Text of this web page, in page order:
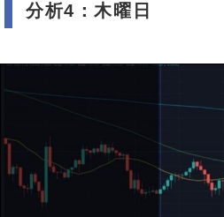
分析4：木曜日